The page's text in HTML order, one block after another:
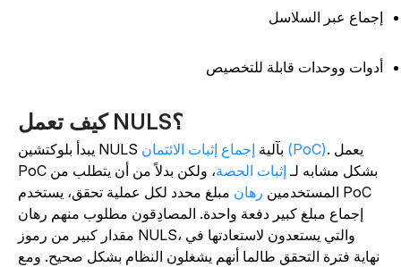
عبر السلاسل
ووحدات قابلة للتخصيص
يبدأ بلوكتشين NULS بآليةإجماع إثبات الائتمان (PoC). يعمل
PoC بشكل مشابه لـإثبات الحصة، ولكن بدلاً من أن يتطلب من
المستخدمينرهانمبلغ محدد لكل عملية تحقق، يستخدم PoC
إجماع مبلغ كبير دفعة واحدة. المصادِقون مطلوب منهم رهان
مقدار كبير من رموز NULS، والتي يستعدون لاستعادتها في
نهاية فترة التحقق طالما أنهم يشغلون النظام بشكل صحيح. ومع